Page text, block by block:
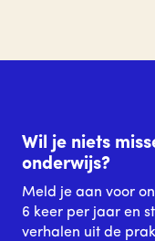
Wil je niets
onderwijs?
Meld je aan voor
6 keer per jaar en
verhalen uit de